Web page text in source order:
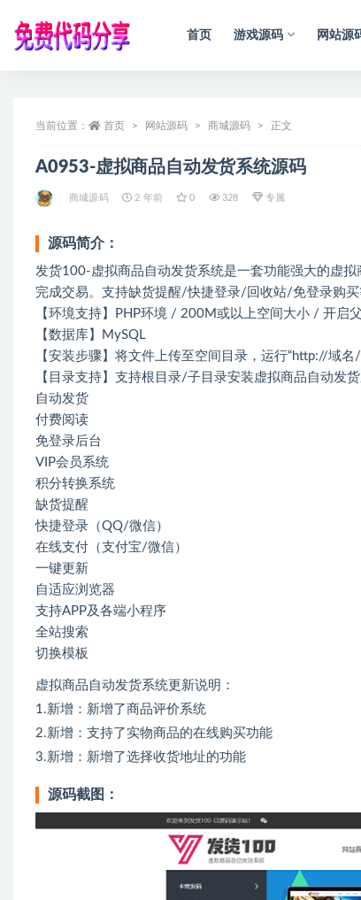
首页 游戏源码 网站源
当前位置： 首页 网站源码 商城源码 正文
A0953-虚拟商品自动发货系统源码
商城源码 2 年前 0 328 专属
源码简介：
发货100-虚拟商品自动发货系统是一套功能强大的虚
完成交易。支持缺货提醒/快捷登录/回收站/免登录购买
【环境支持】PHP环境 / 200M或以上空间大小 / 开启
【数据库】MySQL
【安装步骤】将文件上传至空间目录，运行“http://域
【目录支持】支持根目录/子目录安装虚拟商品自动发货
自动发货
付费阅读
免登录后台
VIP会员系统
积分转换系统
缺货提醒
快捷登录（QQ/微信）
在线支付（支付宝/微信）
一键更新
自适应浏览器
支持APP及各端小程序
全站搜索
切换模板
虚拟商品自动发货系统更新说明：
1.新增：新增了商品评价系统
2.新增：支持了实物商品的在线购买功能
3.新增：新增了选择收货地址的功能
源码截图：
声明：所 有资